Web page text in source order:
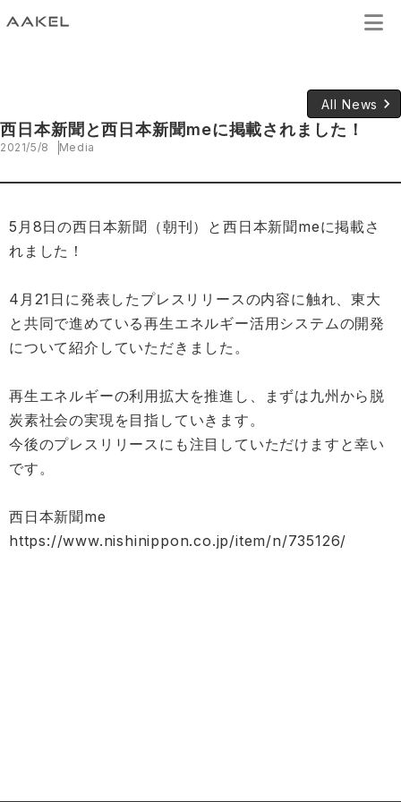
All News keyboard_arrow_right
西日本新聞と西日本新聞meに掲載されました！
2021/5/8 Media
5月8日の西日本新聞（朝刊）と西日本新聞meに掲載さ
れました！
4月21日に発表したプレスリリースの内容に触れ、東大
と共同で進めている再生エネルギー活用システムの開発
について紹介していただきました。
再生エネルギーの利用拡大を推進し、まずは九州から脱
炭素社会の実現を目指していきます。
今後のプレスリリースにも注目していただけますと幸い
です。
西日本新聞me
https://www.nishinippon.co.jp/item/n/735126/